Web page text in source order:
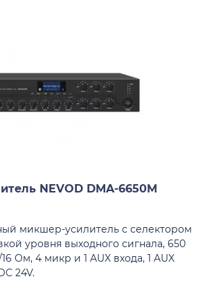
NEVOD DMA-6650M
микшер-усилитель c селектором
уровня выходного сигнала, 650
Ом, 4 микр и 1 AUX входа, 1 AUX
24V.